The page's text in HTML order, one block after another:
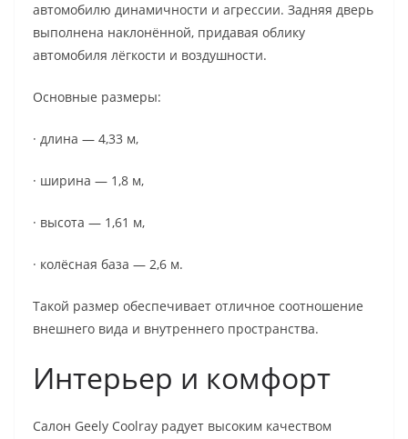
автомобилю динамичности и агрессии. Задняя дверь
выполнена наклонённой, придавая облику
автомобиля лёгкости и воздушности.
Основные размеры:
· длина — 4,33 м,
· ширина — 1,8 м,
· высота — 1,61 м,
· колёсная база — 2,6 м.
Такой размер обеспечивает отличное соотношение
внешнего вида и внутреннего пространства.
Интерьер и комфорт
Салон Geely Coolray радует высоким качеством